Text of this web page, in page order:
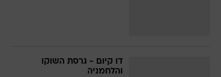
דו קיום - גרסת השוקו
והלחמניה